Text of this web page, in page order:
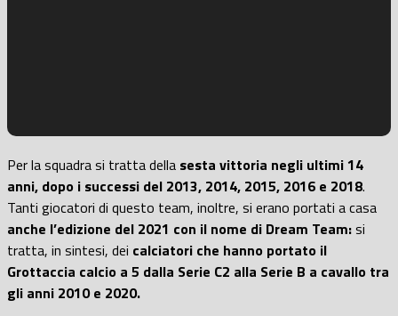
Per la squadra si tratta della sesta vittoria negli ultimi 14
anni, dopo i successi del 2013, 2014, 2015, 2016 e 2018.
Tanti giocatori di questo team, inoltre, si erano portati a casa
anche l’edizione del 2021 con il nome di Dream Team:si
tratta, in sintesi, dei calciatori che hanno portato il
Grottaccia calcio a 5 dalla Serie C2 alla Serie B a cavallo tra
gli anni 2010 e 2020.